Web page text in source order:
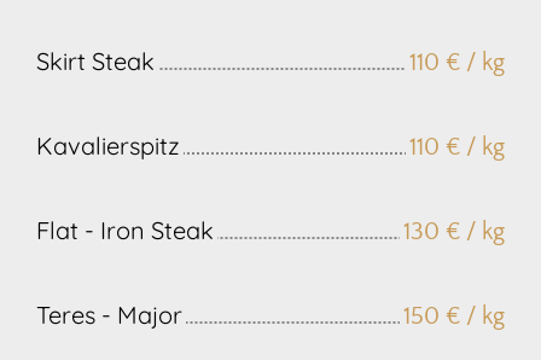
Skirt Steak 110 € / kg
Kavalierspitz 110 € / kg
Flat - Iron Steak 130 € / kg
Teres - Major 150 € / kg